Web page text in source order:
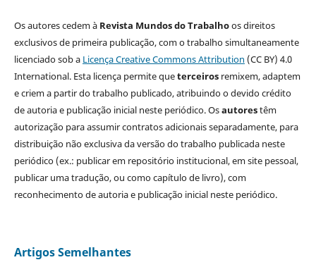
Os autores cedem à Revista Mundos do Trabalhoos direitos
exclusivos de primeira publicação, com o trabalho simultaneamente
licenciado sob a Licença Creative Commons Attribution (CC BY) 4.0
International. Esta licença permite queterceirosremixem, adaptem
e criem a partir do trabalho publicado, atribuindo o devido crédito
de autoria e publicação inicial neste periódico. Osautorestêm
autorização para assumir contratos adicionais separadamente, para
distribuição não exclusiva da versão do trabalho publicada neste
periódico (ex.: publicar em repositório institucional, em site pessoal,
publicar uma tradução, ou como capítulo de livro), com
reconhecimento de autoria e publicação inicial neste periódico.
Artigos Semelhantes